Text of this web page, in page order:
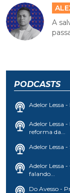
A
PODCASTS
Adelor Lessa
Adelor Lessa
reforma da...
Adelor Lessa
Adelor Lessa
falando...
Do Avesso -